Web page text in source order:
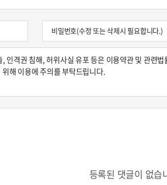
등록된 댓글이 없습